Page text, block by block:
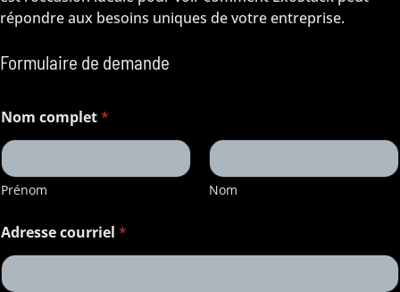
répondre aux besoins uniques de votre entreprise.
Formulaire de demande
Nom complet*
Prénom Nom
é
é
p
Adresse courriel *